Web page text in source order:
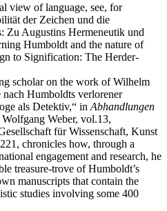
view of language, see, for
der Zeichen und die
Zu Augustins Hermeneutik und
Humboldt and the nature of
to Signification: The Herder-
scholar on the work of Wilhelm
Humboldts verlorener
als Detektiv,“ in Abhandlungen
Wolfgang Weber, vol.13,
für Wissenschaft, Kunst
chronicles how, through a
engagement and research, he
treasure-trove of Humboldt’s
manuscripts that contain the
studies involving some 400